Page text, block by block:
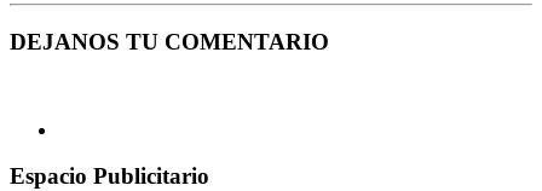
DEJANOS TU COMENTARIO
Espacio Publicitario